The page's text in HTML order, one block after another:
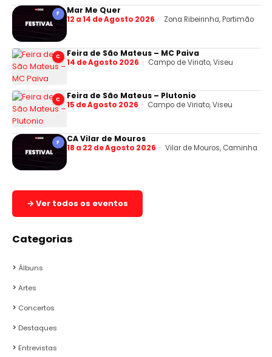
F Mar Me Quer
12 a 14 de Agosto 2026 Zona Ribeirinha, Portimão
C Feira de São Mateus – MC Paiva
14 de Agosto 2026 Campo de Viriato, Viseu
C Feira de São Mateus – Plutonio
15 de Agosto 2026 Campo de Viriato, Viseu
F CA Vilar de Mouros
18 a 22 de Agosto 2026 Vilar de Mouros, Caminha
→ Ver todos os eventos
Categorias
Álbuns
Artes
Concertos
Destaques
Entrevistas